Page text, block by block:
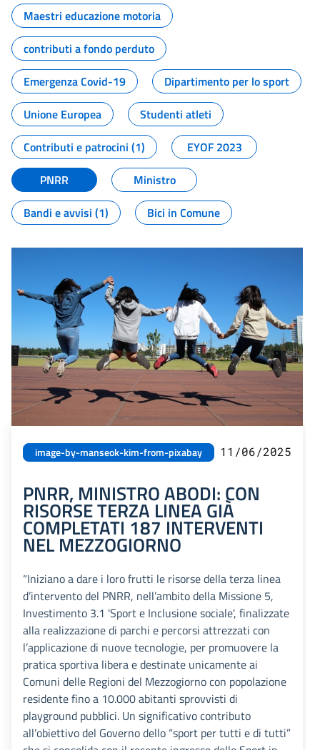
Maestri educazione motoria
contributi a fondo perduto
Emergenza Covid-19
Dipartimento per lo sport
Unione Europea
Studenti atleti
Contributi e patrocini (1)
EYOF 2023
PNRR
Ministro
Bandi e avvisi (1)
Bici in Comune
image-by-manseok-kim-from-pixabay 11/06/2025
PNRR, MINISTRO ABODI: CON
RISORSE TERZA LINEA GIÀ
COMPLETATI 187 INTERVENTI
NEL MEZZOGIORNO
“Iniziano a dare i loro frutti le risorse della terza linea
d’intervento del PNRR, nell’ambito della Missione 5,
Investimento 3.1 'Sport e Inclusione sociale', finalizzate
alla realizzazione di parchi e percorsi attrezzati con
l’applicazione di nuove tecnologie, per promuovere la
pratica sportiva libera e destinate unicamente ai
Comuni delle Regioni del Mezzogiorno con popolazione
residente fino a 10.000 abitanti sprovvisti di
playground pubblici. Un significativo contributo
all’obiettivo del Governo dello “sport per tutti e di tutti”